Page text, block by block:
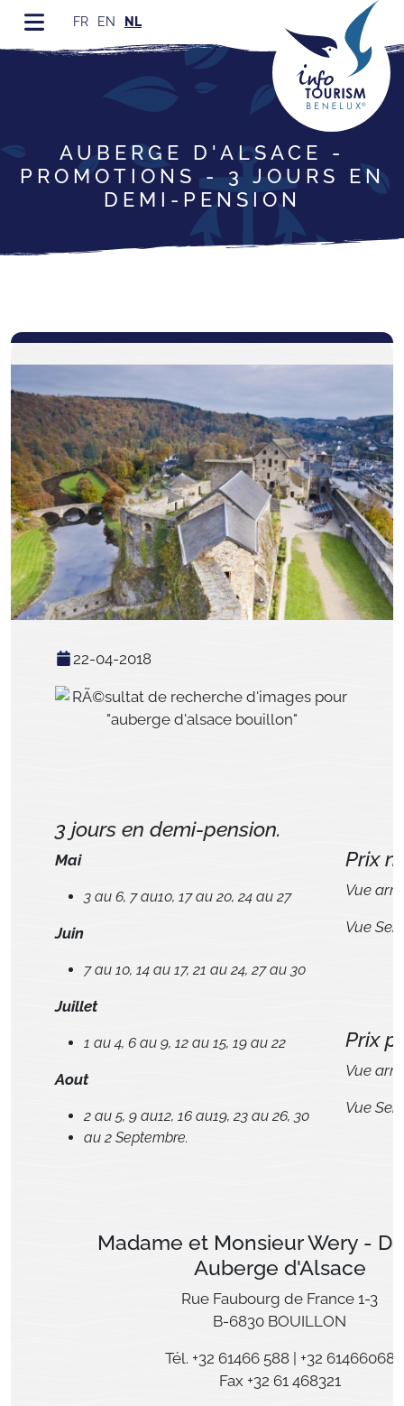
FR EN NL
AUBERGE D'ALSACE -
PROMOTIONS - 3 JOURS EN
DEMI-PENSION
22-04-2018
3 jours en demi-pension.
Mai
3 au 6, 7 au10, 17 au 20, 24 au 27
Juin
7 au 10, 14 au 17, 21 au 24, 27 au 30
Juillet
1 au 4, 6 au 9, 12 au 15, 19 au 22
Aout
2 au 5, 9 au12, 16 au19, 23 au 26, 30
au 2 Septembre.
Prix
Vue
Vue
Prix
Vue
Vue
Madame et Monsieur Wery -
Auberge d'Alsace
Rue Faubourg de France 1-3
B-6830 BOUILLON
Tél. +32 61466 588 | +32 61466068
Fax +32 61 468321